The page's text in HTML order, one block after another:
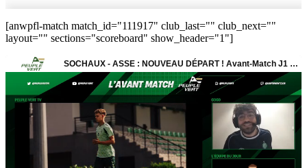
[anwpfl-match match_id="111917" club_last="" club_next=""
layout="" sections="scoreboard" show_header="1"]